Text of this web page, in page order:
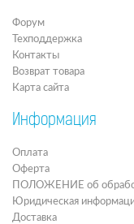
Форум
Техподдержка
Контакты
Возврат товара
Карта сайта
Информация
Оплата
Оферта
ПОЛОЖЕНИЕ об
Юридическая
Доставка